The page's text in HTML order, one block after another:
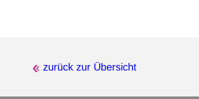
zurück zur Übersicht